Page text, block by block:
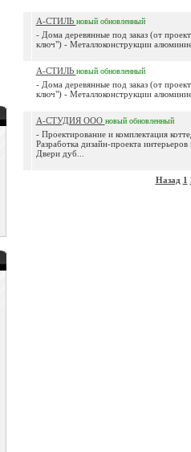
А-СТИЛЬ новый обновленный
- Дома деревянные под заказ (от
ключ") - Металлоконструкции
А-СТИЛЬ новый обновленный
- Дома деревянные под заказ (от
ключ") - Металлоконструкции
А-СТУДИЯ ООО новый обновленный
- Проектирование и комплектация
Разработка дизайн-проекта интерьеров
Двери дуб...
Назад 1